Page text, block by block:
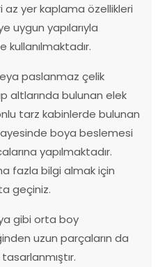
yer kaplama özellikleri
uygun yapılarıyla
paslanmaz çelik
altlarında bulunan elek
tarz kabinlerde bulunan
boya beslemesi
yapılmaktadır.
fazla bilgi almak için
geçiniz.
gibi orta boy
uzun parçaların da